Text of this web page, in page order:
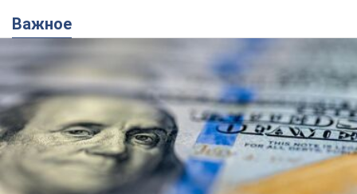
Банки "готовятся" к новому курсу доллара:
украинцам рассказали, чего ожидать в
ближайшие дни
Каким будет курс валюты в обменниках
6.08.2026 22:58 152,1 т.